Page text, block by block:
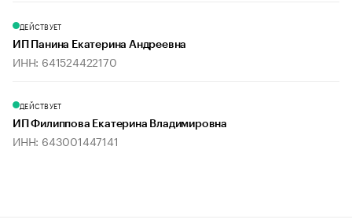
ДЕЙСТВУЕТ
ИП Панина Екатерина Андреевна
ИНН: 641524422170
ДЕЙСТВУЕТ
ИП Филиппова Екатерина Владимировна
ИНН: 643001447141